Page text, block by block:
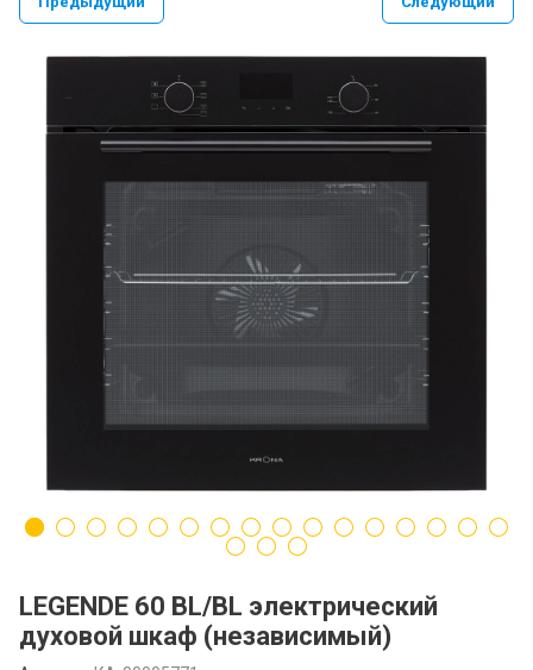
PAULMARK VELLO YUMI LASSAN
PAULMARK NEXT UN
PAULMARK REFINE SYSTEM
Paulmark Презентация Мойка+коландер
Смеситель PAULMARK SERPENTINE
Мойки PAULMARK NEXT
Ролл-маты PAULMARK
PAULMARK Сифон Одинарный
Посудомоечные машины MIDEA
SCANDILUX
SCANDILUX видео-обзор стиральных
LEGENDE 60 BL/BL электрический
духовой шкаф (независимый)